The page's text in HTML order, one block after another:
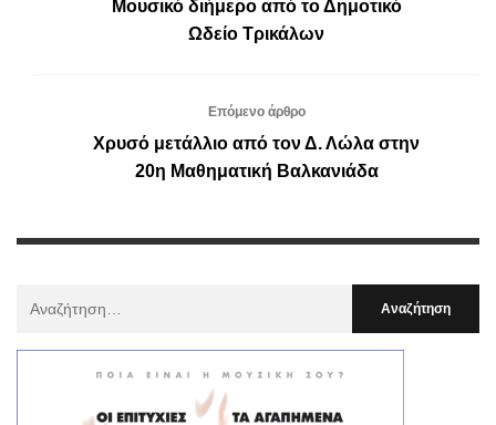
Μουσικό διήμερο από το Δημοτικό
Ωδείο Τρικάλων
Επόμενο άρθρο
Χρυσό μετάλλιο από τον Δ. Λώλα στην
20η Μαθηματική Βαλκανιάδα
: